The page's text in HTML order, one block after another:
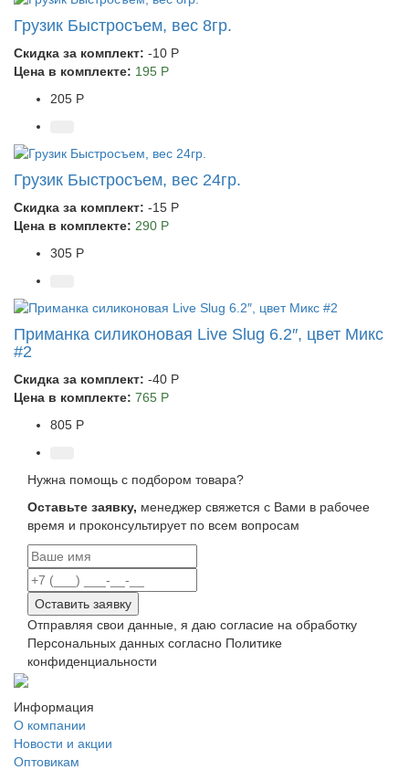
Грузик Быстросъем, вес 8гр.
Скидка за комплект: -10 Р
Цена в комплекте: 195 Р
205 Р
Грузик Быстросъем, вес 24гр.
Скидка за комплект: -15 Р
Цена в комплекте: 290 Р
305 Р
Приманка силиконовая Live Slug 6.2″, цвет Микс
#2
Скидка за комплект: -40 Р
Цена в комплекте: 765 Р
805 Р
Нужна помощь с подбором товара?
Оставьте заявку, менеджер свяжется с Вами в рабочее
время и проконсультирует по всем вопросам
Оставить заявку
Отправляя свои данные, я даю согласие на обработку
Персональных данных согласно Политике
конфиденциальности
Информация
О компании
Новости и акции
Оптовикам